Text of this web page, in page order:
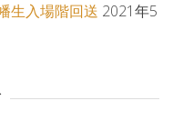
生入場階回送 2021年5